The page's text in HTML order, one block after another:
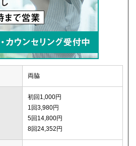
両脇
初回1,000円
1回3,980円
5回14,800円
8回24,352円